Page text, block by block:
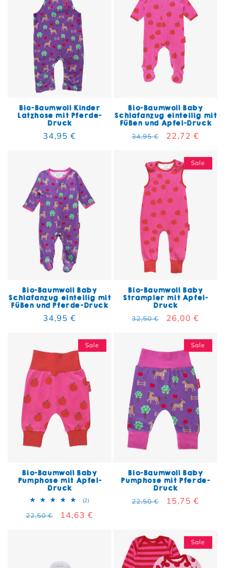
Bio-Baumwoll Kinder
Latzhose mit Pferde-
Druck
Normaler Preis
34,95 €
Bio-Baumwoll Baby
Schlafanzug einteilig mit
Füßen und Apfel-Druck
Normaler Preis
34,95 € Verkaufspreis
22,72 €
Bio-Baumwoll Baby
Schlafanzug einteilig mit
Füßen und Pferde-Druck
Normaler Preis
34,95 €
Sale
Bio-Baumwoll Baby
Strampler mit Apfel-
Druck
Normaler Preis
32,50 € Verkaufspreis
26,00 €
Sale
Bio-Baumwoll Baby
Pumphose mit Apfel-
Druck
(2)2 Bewertungen insgesamt
Normaler Preis
22,50 € Verkaufspreis
14,63 €
Sale
Bio-Baumwoll Baby
Pumphose mit Pferde-
Druck
Normaler Preis
22,50 € Verkaufspreis
15,75 €
Sale